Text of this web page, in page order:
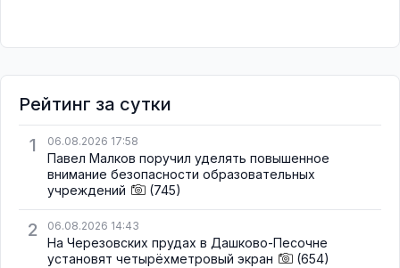
Рейтинг за сутки
1
06.08.2026 17:58
Павел Малков поручил уделять повышенное
внимание безопасности образовательных
учреждений
(745)
2 06.08.2026 14:43
На Черезовских прудах в Дашково-Песочне
установят четырёхметровый экран
(654)